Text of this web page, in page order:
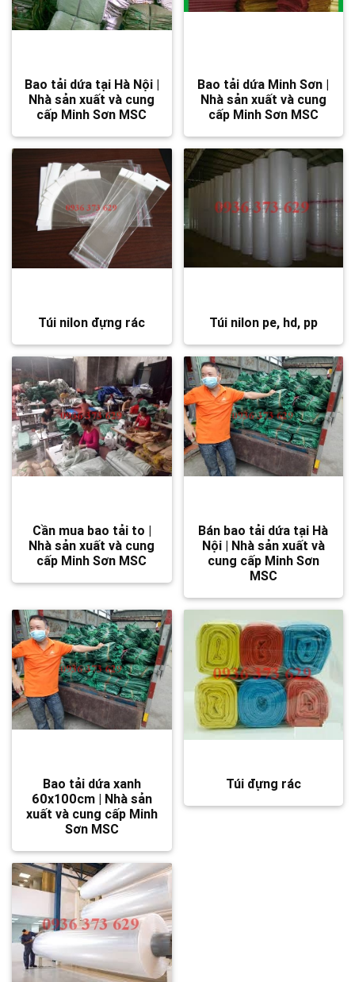
Bao tải dứa tại Hà Nội |
Nhà sản xuất và cung
cấp Minh Sơn MSC
Bao tải dứa Minh Sơn |
Nhà sản xuất và cung
cấp Minh Sơn MSC
Túi nilon đựng rác Túi nilon pe, hd, pp
Cần mua bao tải to |
Nhà sản xuất và cung
cấp Minh Sơn MSC
Bán bao tải dứa tại Hà
Nội | Nhà sản xuất và
cung cấp Minh Sơn
MSC
Bao tải dứa xanh
60x100cm | Nhà sản
xuất và cung cấp Minh
Sơn MSC
Túi đựng rác